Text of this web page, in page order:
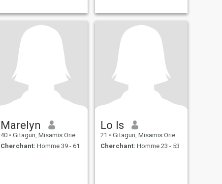
Marelyn
40 • Gitagun, Misamis Oriental, Philippines
Cherchant: Homme 39 - 61
Lo Is
21 • Gitagun, Misamis Oriental, Philippines
Cherchant: Homme 23 - 53